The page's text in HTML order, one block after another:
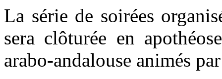
La série de soirées
sera clôturée en
arabo-andalouse animés